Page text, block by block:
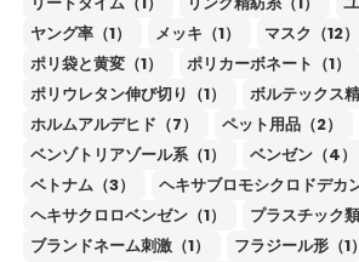
ヤング率（1）
メッキ（1）
マスク（12）
ポリ袋と黄変（1）
ポリカーボネート（1）
ポリウレタン伸び切り（1）
ボルテックス精
ホルムアルデヒド（7）
ペット用品（2）
ベンゾトリアゾール系（1）
ベンゼン（4）
ベトナム（3）
ヘキサブロモシクロドデカン
ヘキサクロロベンゼン（1）
プラスチック類
ブランドネーム刺激（1）
フラジール形（1）